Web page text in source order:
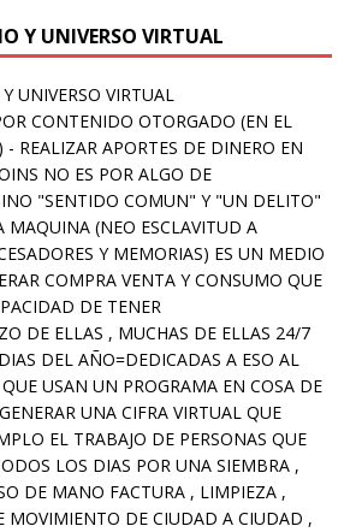
Y UNIVERSO VIRTUAL
UNIVERSO VIRTUAL
CONTENIDO OTORGADO (EN EL
- REALIZAR APORTES DE DINERO EN
NO ES POR ALGO DE
"SENTIDO COMUN" Y "UN DELITO"
MAQUINA (NEO ESCLAVITUD A
Y MEMORIAS) ES UN MEDIO
COMPRA VENTA Y CONSUMO QUE
DE TENER
DE ELLAS , MUCHAS DE ELLAS 24/7
DEL AÑO=DEDICADAS A ESO AL
USAN UN PROGRAMA EN COSA DE
UNA CIFRA VIRTUAL QUE
EL TRABAJO DE PERSONAS QUE
LOS DIAS POR UNA SIEMBRA ,
DE MANO FACTURA , LIMPIEZA ,
MOVIMIENTO DE CIUDAD A CIUDAD ,